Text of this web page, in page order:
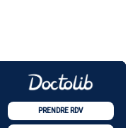
PRENDRE RDV
PRENDRE RDV
PRENDRE RDV